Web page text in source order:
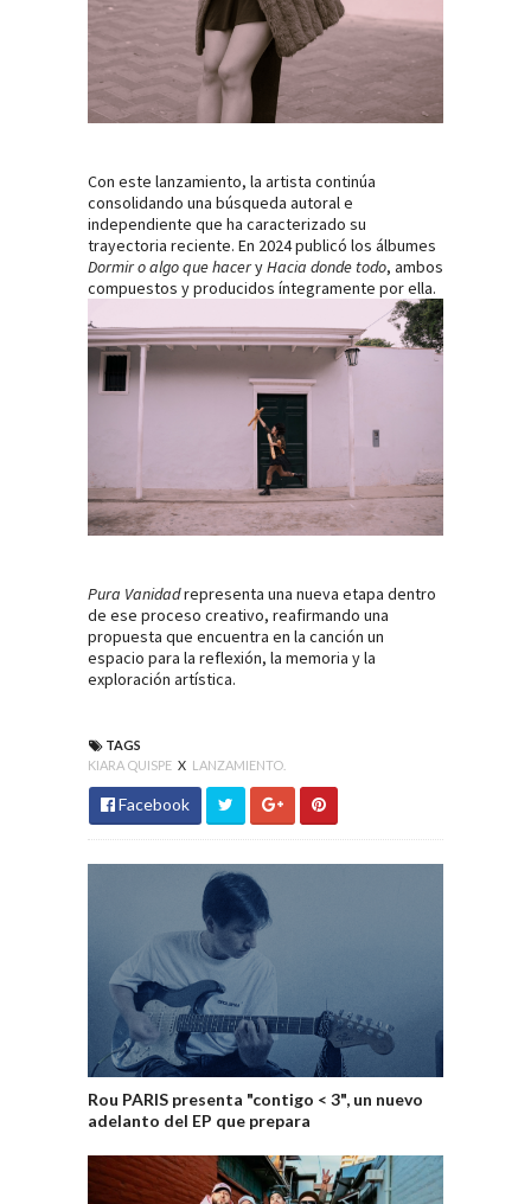
Con este lanzamiento, la artista continúa
consolidando una búsqueda autoral e
independiente que ha caracterizado su
trayectoria reciente. En 2024 publicó los álbumes
Dormir o algo que haceryHacia donde todo, ambos
compuestos y producidos íntegramente por ella.
Pura Vanidadrepresenta una nueva etapa dentro
de ese proceso creativo, reafirmando una
propuesta que encuentra en la canción un
espacio para la reflexión, la memoria y la
exploración artística.
TAGS
KIARA QUISPE X LANZAMIENTO.
Facebook
Rou PARIS presenta "contigo < 3", un nuevo
adelanto del EP que prepara